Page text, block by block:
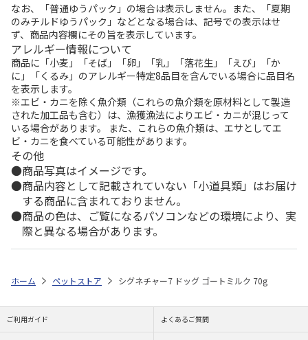
なお、「普通ゆうパック」の場合は表示しません。また、「夏期
のみチルドゆうパック」などとなる場合は、記号での表示はせ
ず、商品内容欄にその旨を表示しています。
アレルギー情報について
商品に「小麦」「そば」「卵」「乳」「落花生」「えび」「か
に」「くるみ」のアレルギー特定8品目を含んでいる場合に品目名
を表示します。
※エビ・カニを除く魚介類（これらの魚介類を原材料として製造
された加工品も含む）は、漁獲漁法によりエビ・カニが混じって
いる場合があります。 また、これらの魚介類は、エサとしてエ
ビ・カニを食べている可能性があります。
その他
商品写真はイメージです。
商品内容として記載されていない「小道具類」はお届け
する商品に含まれておりません。
商品の色は、ご覧になるパソコンなどの環境により、実
際と異なる場合があります。
ホーム ペットストア シグネチャー7 ドッグ ゴートミルク 70g
ご利用ガイド よくあるご質問